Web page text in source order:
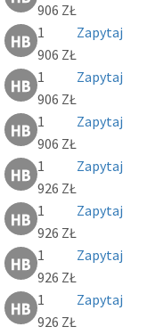
906 ZŁ
1
906 ZŁ
Zapytaj
1
906 ZŁ
Zapytaj
1
906 ZŁ
Zapytaj
1
926 ZŁ
Zapytaj
1
926 ZŁ
Zapytaj
1
926 ZŁ
Zapytaj
1
926 ZŁ
Zapytaj